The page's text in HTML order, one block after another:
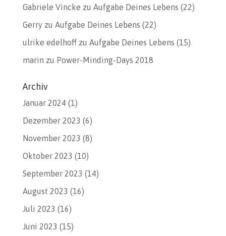
Gabriele Vincke zu Aufgabe Deines Lebens (22)
Gerryzu Aufgabe Deines Lebens (22)
ulrike edelhoffzu Aufgabe Deines Lebens (15)
marin zu Power-Minding-Days 2018
Archiv
Januar 2024(1)
Dezember 2023 (6)
November 2023 (8)
Oktober 2023 (10)
September 2023 (14)
August 2023 (16)
Juli 2023 (16)
Juni 2023 (15)